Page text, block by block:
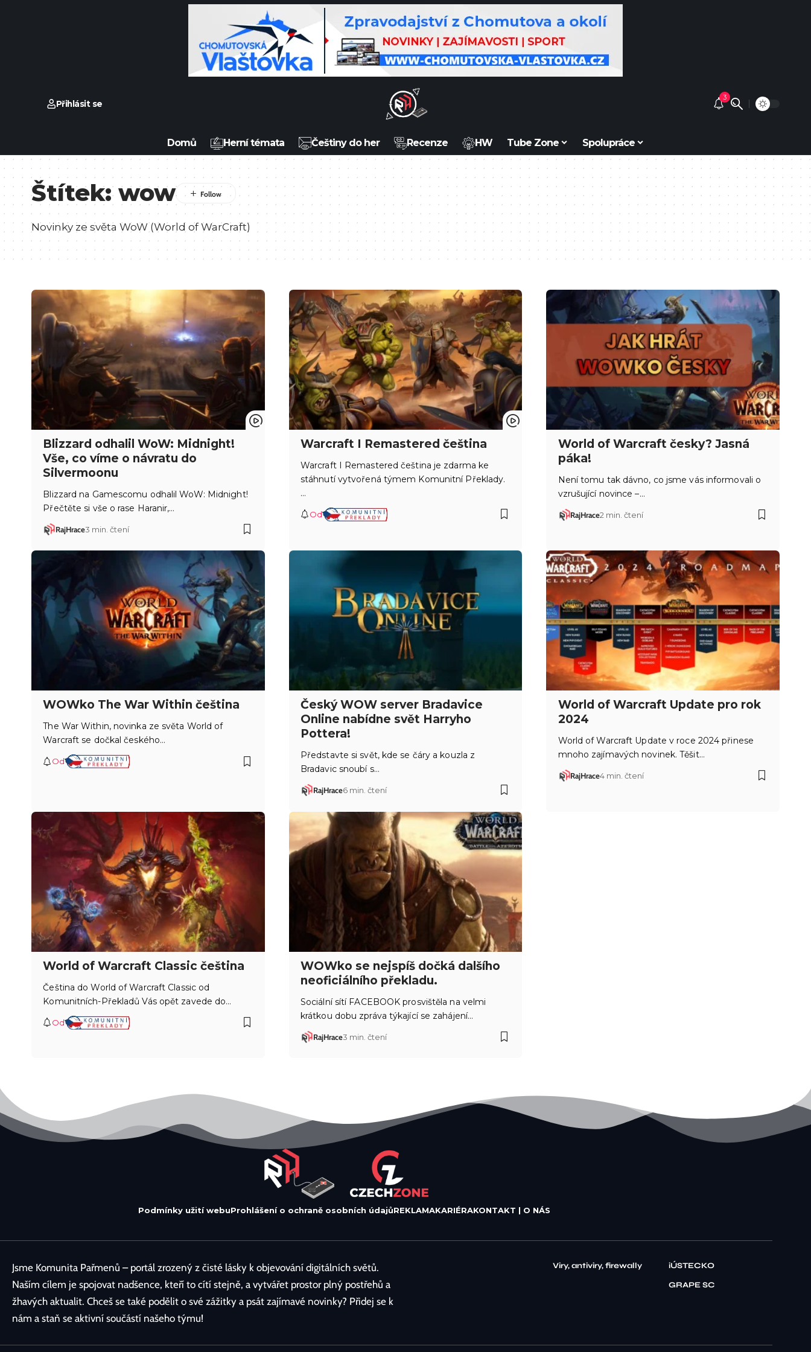
Přihlásit se
3
Domů Herní témata Češtiny do her Recenze HW Tube Zone Spolupráce
Štítek:wow
Novinky ze světa WoW (World of WarCraft)
Blizzard odhalil WoW: Midnight!
Vše, co víme o návratu do
Silvermoonu
Blizzard na Gamescomu odhalil WoW: Midnight!
Přečtěte si vše o rase Haranir,…
RajHrace3 min. čtení
Warcraft I Remastered čeština
Warcraft I Remastered čeština je zdarma ke
stáhnutí vytvořená týmem Komunitní Překlady.
…
Od
World of Warcraft česky? Jasná
páka!
Není tomu tak dávno, co jsme vás informovali o
vzrušující novince –…
RajHrace2 min. čtení
WOWko The War Within čeština
The War Within, novinka ze světa World of
Warcraft se dočkal českého…
Od
Český WOW server Bradavice
Online nabídne svět Harryho
Pottera!
Představte si svět, kde se čáry a kouzla z
Bradavic snoubí s…
RajHrace6 min. čtení
World of Warcraft Update pro rok
2024
World of Warcraft Update v roce 2024 přinese
mnoho zajímavých novinek. Těšit…
RajHrace4 min. čtení
World of Warcraft Classic čeština
Čeština do World of Warcraft Classic od
Komunitních-Překladů Vás opět zavede do…
Od
WOWko se nejspíš dočká dalšího
neoficiálního překladu.
Sociální sítí FACEBOOK prosvištěla na velmi
krátkou dobu zpráva týkající se zahájení…
RajHrace3 min. čtení
Podmínky užití webuProhlášení o ochraně osobních údajůREKLAMAKARIÉRAKONTAKT | O NÁS
Jsme Komunita Pařmenů – portál zrozený z čisté lásky k objevování digitálních světů.
Naším cílem je spojovat nadšence, kteří to cítí stejně, a vytvářet prostor plný postřehů a
žhavých aktualit. Chceš se také podělit o své zážitky a psát zajímavé novinky? Přidej se k
nám a staň se aktivní součástí našeho týmu!
Viry, antiviry, firewally
iÚSTECKO
GRAPE SC